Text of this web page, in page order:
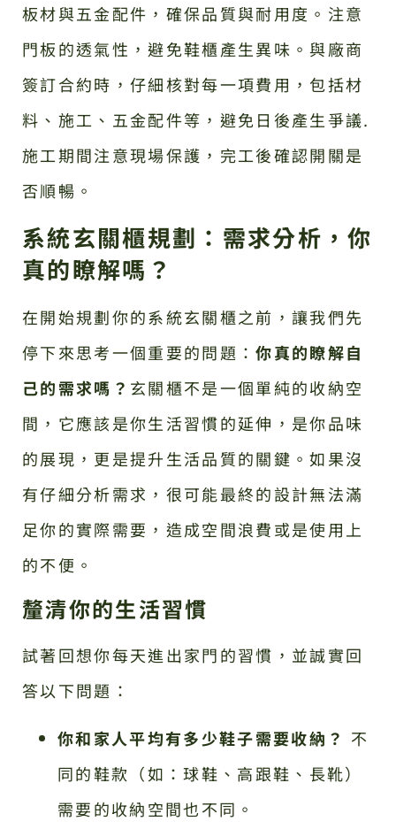
板材與五金配件，確保品質與耐用度。注意
門板的透氣性，避免鞋櫃產生異味。與廠商
簽訂合約時，仔細核對每一項費用，包括材
料、施工、五金配件等，避免日後產生爭議.
施工期間注意現場保護，完工後確認開關是
否順暢。
系統玄關櫃規劃：需求分析，你
真的瞭解嗎？
在開始規劃你的系統玄關櫃之前，讓我們先
停下來思考一個重要的問題：你真的瞭解自
己的需求嗎？ 玄關櫃不是一個單純的收納空
間，它應該是你生活習慣的延伸，是你品味
的展現，更是提升生活品質的關鍵。如果沒
有仔細分析需求，很可能最終的設計無法滿
足你的實際需要，造成空間浪費或是使用上
的不便。
釐清你的生活習慣
試著回想你每天進出家門的習慣，並誠實回
答以下問題：
你和家人平均有多少鞋子需要收納？ 不
同的鞋款（如：球鞋、高跟鞋、長靴）
需要的收納空間也不同。